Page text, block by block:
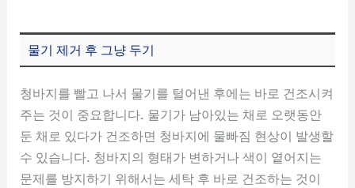
물기 제거 후 그냥 두기
청바지를 빨고 나서 물기를 털어낸 후에는 바로 건조시켜
주는 것이 중요합니다. 물기가 남아있는 채로 오랫동안
둔 채로 있다가 건조하면 청바지에 물빠짐 현상이 발생할
수 있습니다. 청바지의 형태가 변하거나 색이 옅어지는
문제를 방지하기 위해서는 세탁 후 바로 건조하는 것이